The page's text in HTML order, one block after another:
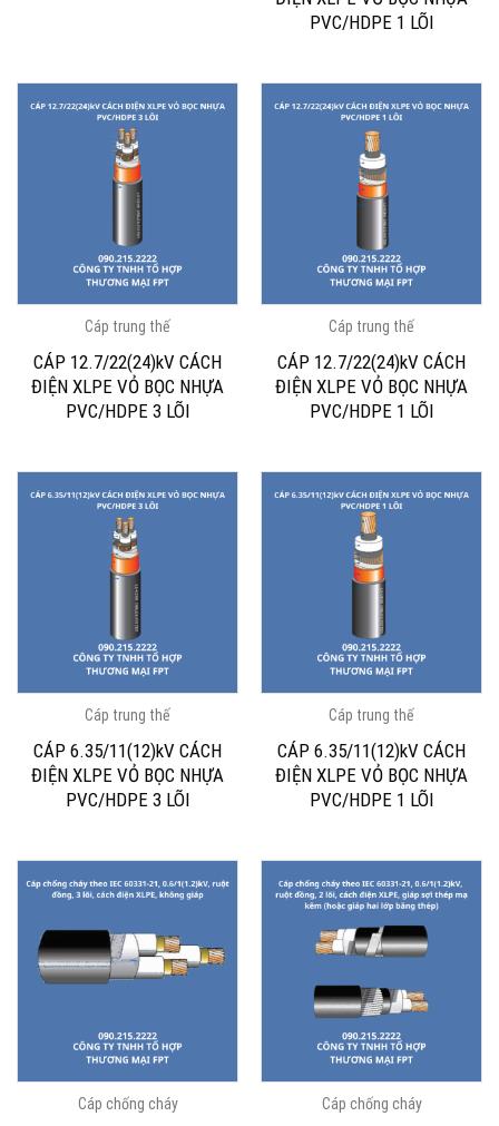
PVC/HDPE 1 LÕI
Cáp trung thế
CÁP 12.7/22(24)kV CÁCH
ĐIỆN XLPE VỎ BỌC NHỰA
PVC/HDPE 3 LÕI
Cáp trung thế
CÁP 12.7/22(24)kV CÁCH
ĐIỆN XLPE VỎ BỌC NHỰA
PVC/HDPE 1 LÕI
Cáp trung thế
CÁP 6.35/11(12)kV CÁCH
ĐIỆN XLPE VỎ BỌC NHỰA
PVC/HDPE 3 LÕI
Cáp trung thế
CÁP 6.35/11(12)kV CÁCH
ĐIỆN XLPE VỎ BỌC NHỰA
PVC/HDPE 1 LÕI
Cáp chống cháy Cáp chống cháy